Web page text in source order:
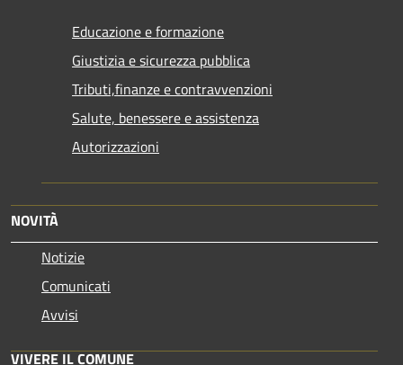
Educazione e formazione
Giustizia e sicurezza pubblica
Tributi,finanze e contravvenzioni
Salute, benessere e assistenza
Autorizzazioni
NOVITÀ
Notizie
Comunicati
Avvisi
VIVERE IL COMUNE